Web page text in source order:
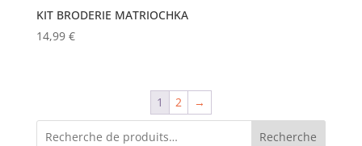
KIT BRODERIE MATRIOCHKA
14,99 €
1 2 →
Recherche